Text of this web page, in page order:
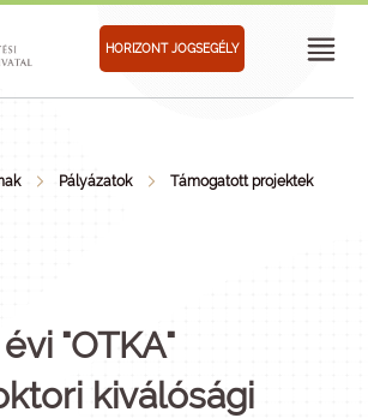
HORIZONT JOGSEGÉLY
Pályázatok
Támogatott projektek
"OTKA"
kiválósági